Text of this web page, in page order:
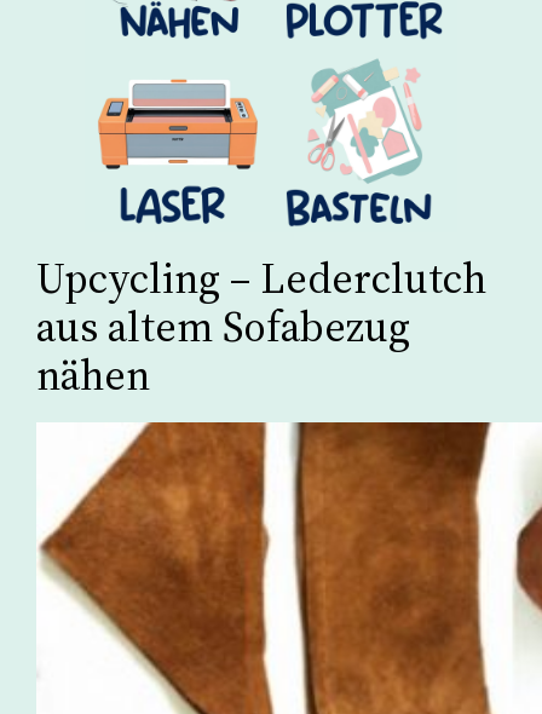
Upcycling – Lederclutch
aus altem Sofabezug
nähen